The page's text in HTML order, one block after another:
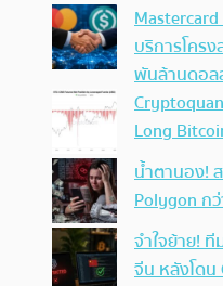
บริการโคร
พันล้านดอล
Long
น้ำตานอง!
Polygon ก
จำใจย้าย!
จีน หลังโดน